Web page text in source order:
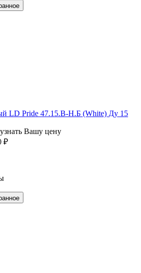
LD Pride 47.15.B-Н.Б (White) Ду 15
Вашу цену
₽